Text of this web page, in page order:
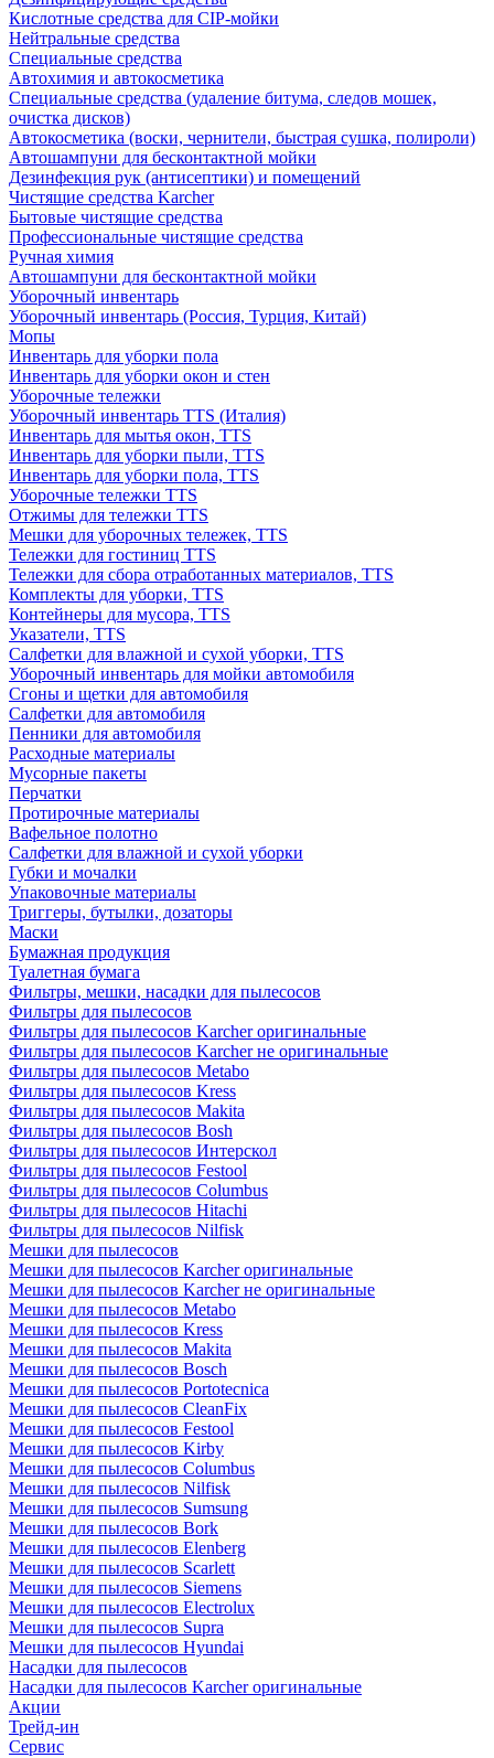
Кислотные средства для CIP-мойки
Нейтральные средства
Специальные средства
Автохимия и автокосметика
Специальные средства (удаление битума, следов мошек,
очистка дисков)
Автокосметика (воски, чернители, быстрая сушка, полироли)
Автошампуни для бесконтактной мойки
Дезинфекция рук (антисептики) и помещений
Чистящие средства Karcher
Бытовые чистящие средства
Профессиональные чистящие средства
Ручная химия
Автошампуни для бесконтактной мойки
Уборочный инвентарь
Уборочный инвентарь (Россия, Турция, Китай)
Мопы
Инвентарь для уборки пола
Инвентарь для уборки окон и стен
Уборочные тележки
Уборочный инвентарь TTS (Италия)
Инвентарь для мытья окон, TTS
Инвентарь для уборки пыли, TTS
Инвентарь для уборки пола, TTS
Уборочные тележки TTS
Отжимы для тележки TTS
Мешки для уборочных тележек, TTS
Тележки для гостиниц TTS
Тележки для сбора отработанных материалов, TTS
Комплекты для уборки, TTS
Контейнеры для мусора, TTS
Указатели, TTS
Салфетки для влажной и сухой уборки, TTS
Уборочный инвентарь для мойки автомобиля
Сгоны и щетки для автомобиля
Салфетки для автомобиля
Пенники для автомобиля
Расходные материалы
Мусорные пакеты
Перчатки
Протирочные материалы
Вафельное полотно
Салфетки для влажной и сухой уборки
Губки и мочалки
Упаковочные материалы
Триггеры, бутылки, дозаторы
Маски
Бумажная продукция
Туалетная бумага
Фильтры, мешки, насадки для пылесосов
Фильтры для пылесосов
Фильтры для пылесосов Karcher оригинальные
Фильтры для пылесосов Karcher не оригинальные
Фильтры для пылесосов Metabo
Фильтры для пылесосов Kress
Фильтры для пылесосов Makita
Фильтры для пылесосов Bosh
Фильтры для пылесосов Интерскол
Фильтры для пылесосов Festool
Фильтры для пылесосов Columbus
Фильтры для пылесосов Hitachi
Фильтры для пылесосов Nilfisk
Мешки для пылесосов
Мешки для пылесосов Karcher оригинальные
Мешки для пылесосов Karcher не оригинальные
Мешки для пылесосов Metabo
Мешки для пылесосов Kress
Мешки для пылесосов Makita
Мешки для пылесосов Bosch
Мешки для пылесосов Portotecnica
Мешки для пылесосов CleanFix
Мешки для пылесосов Festool
Мешки для пылесосов Kirby
Мешки для пылесосов Columbus
Мешки для пылесосов Nilfisk
Мешки для пылесосов Sumsung
Мешки для пылесосов Bork
Мешки для пылесосов Elenberg
Мешки для пылесосов Scarlett
Мешки для пылесосов Siemens
Мешки для пылесосов Electrolux
Мешки для пылесосов Supra
Мешки для пылесосов Hyundai
Насадки для пылесосов
Насадки для пылесосов Karcher оригинальные
Акции
Трейд-ин
Сервис